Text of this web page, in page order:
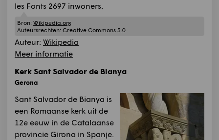
les Fonts 2697 inwoners.
Bron: Wikipedia.org
Auteursrechten: Creative Commons 3.0
Auteur: Wikipedia
Meer informatie
Kerk Sant Salvador de Bianya
Gerona
Sant Salvador de Bianya is
een Romaanse kerk uit de
12e eeuw in de Catalaanse
provincie Girona in Spanje.